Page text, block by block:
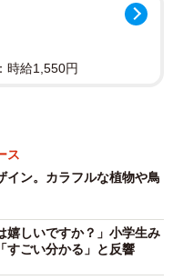
嵐山谷ケ辻子町店は
で、2024年11月30日か
時給1,550円
ス
イン。カラフルな植物や鳥
嬉しいですか？」小学生み
すごい分かる」と反響